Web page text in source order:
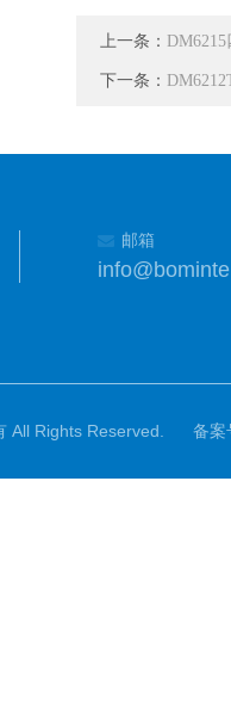
上一条：
下一条：
邮箱
All Rights Reserved. 备案